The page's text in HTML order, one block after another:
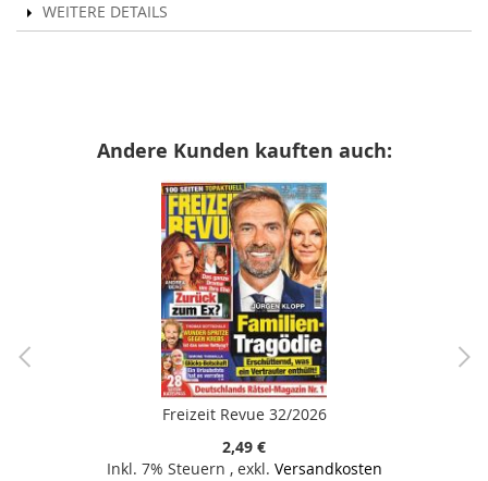
WEITERE DETAILS
Andere Kunden kauften auch:
Freizeit Revue 32/2026
2,49 €
Inkl. 7% Steuern , exkl. Versandkosten